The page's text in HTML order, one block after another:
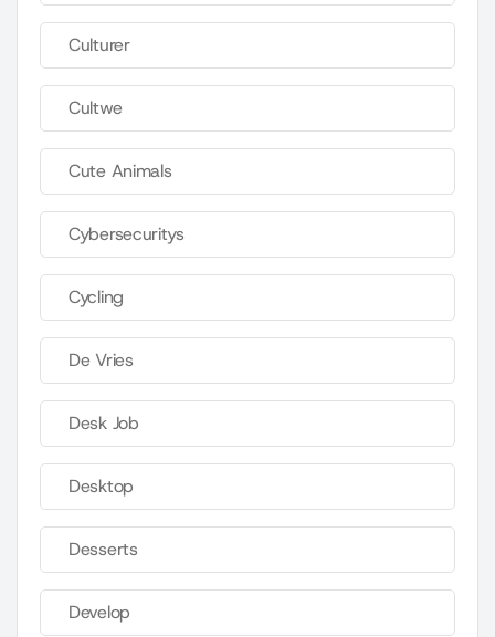
Culturer
Cultwe
Cute Animals
Cybersecuritys
Cycling
De Vries
Desk Job
Desktop
Desserts
Develop